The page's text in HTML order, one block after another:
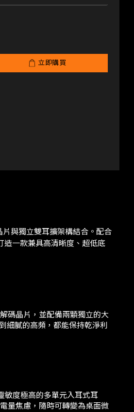
立即購買
與獨立雙耳擴架構結合。配合
一款兼具高清晰度、超低底
碼晶片，並配備兩顆獨立的大
細膩的高頻，都能保持乾淨利
敏度極高的多單元入耳式耳
量焦慮，隨時可轉變為桌面微